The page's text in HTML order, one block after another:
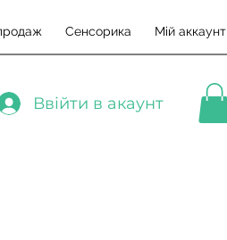
Ввійти в акаунт
Сенсорика Мій аккаунт